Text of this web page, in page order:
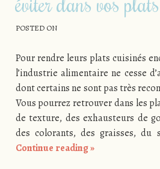
POSTED ON
Pour rendre leurs plats cuisinés
l’industrie alimentaire ne cesse
dont certains ne sont pas très
Vous pourrez retrouver dans les
de texture, des exhausteurs de
des colorants, des graisses, du
Continue reading»